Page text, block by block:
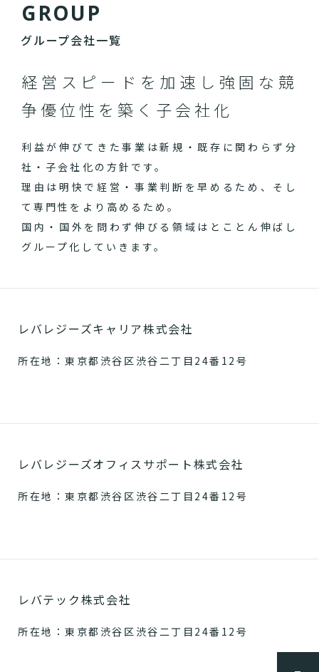
GROUP
グループ会社一覧
経営スピードを加速し 強固な競
争優位性を築く子会社化
利益が伸びてきた事業は新規・既存に関わらず分
社・子会社化の方針です。
理由は明快で経営・事業判断を早めるため、そし
て専門性をより高めるため。
国内・国外を問わず伸びる領域はとことん伸ばし
グループ化していきます。
レバレジーズキャリア株式会社
所在地：東京都渋谷区渋谷二丁目24番12号
レバレジーズオフィスサポート株式会社
所在地：東京都渋谷区渋谷二丁目24番12号
レバテック株式会社
所在地：東京都渋谷区渋谷二丁目24番12号